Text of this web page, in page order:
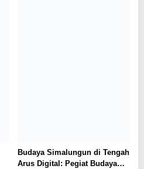
Budaya Simalungun di Tengah
Arus Digital: Pegiat Budaya